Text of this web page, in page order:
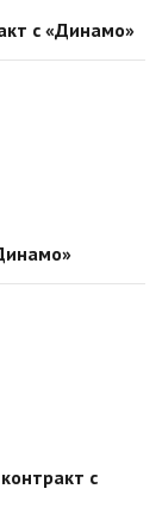
с «Динамо»
с